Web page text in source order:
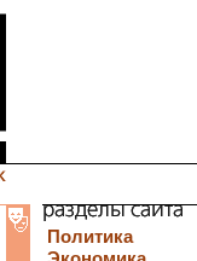
Политика